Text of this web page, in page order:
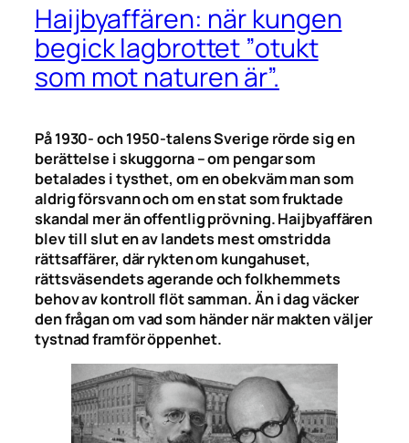
Haijbyaffären: när kungen
begick lagbrottet ”otukt
som mot naturen är”.
På 1930- och 1950-talens Sverige rörde sig en
berättelse i skuggorna – om pengar som
betalades i tysthet, om en obekväm man som
aldrig försvann och om en stat som fruktade
skandal mer än offentlig prövning. Haijbyaffären
blev till slut en av landets mest omstridda
rättsaffärer, där rykten om kungahuset,
rättsväsendets agerande och folkhemmets
behov av kontroll flöt samman. Än i dag väcker
den frågan om vad som händer när makten väljer
tystnad framför öppenhet.